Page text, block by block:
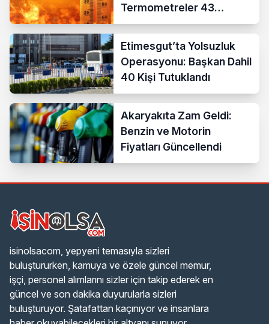
Termometreler 43
Dereceyi Gösterecek
Etimesgut’ta Yolsuzluk
Operasyonu: Başkan Dahil
40 Kişi Tutuklandı
Akaryakıta Zam Geldi:
Benzin ve Motorin
Fiyatları Güncellendi
isinolsacom, yepyeni temasıyla sizleri
buluştururken, kamuya ve özele güncel memur,
işçi, personel alımlarını sizler için takip ederek en
güncel ve son dakika duyurularla sizleri
buluşturuyor. Şatafattan kaçınıyor ve insanlara